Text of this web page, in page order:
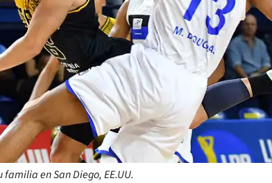
en San Diego, EE.UU.